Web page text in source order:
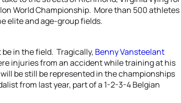
World Championship. More than 500 athletes
elite and age-group fields.
in the field. Tragically, Benny Vansteelant
injuries from an accident while training at his
be still be represented in the championships
from last year, part of a 1-2-3-4 Belgian